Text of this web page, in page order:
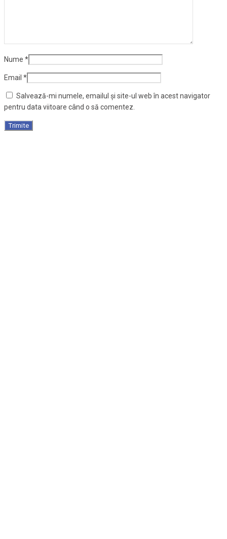
Nume *
Email *
Salvează-mi numele, emailul și site-ul web în acest navigator
pentru data viitoare când o să comentez.